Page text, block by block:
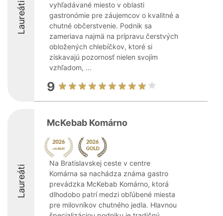
Laureáti
vyhľadávané miesto v oblasti
gastronómie pre záujemcov o kvalitné a
chutné občerstvenie. Podnik sa
zameriava najmä na prípravu čerstvých
obložených chlebíčkov, ktoré si
získavajú pozornosť nielen svojím
vzhľadom, ...
9
Laureáti
McKebab Komárno
Na Bratislavskej ceste v centre
Komárna sa nachádza známa gastro
prevádzka McKebab Komárno, ktorá
dlhodobo patrí medzi obľúbené miesta
pre milovníkov chutného jedla. Hlavnou